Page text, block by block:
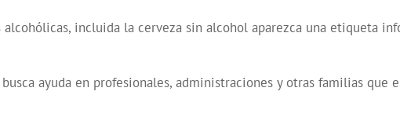
incluida la cerveza sin alcohol aparezca una etiqueta
ayuda en profesionales, administraciones y otras familias que